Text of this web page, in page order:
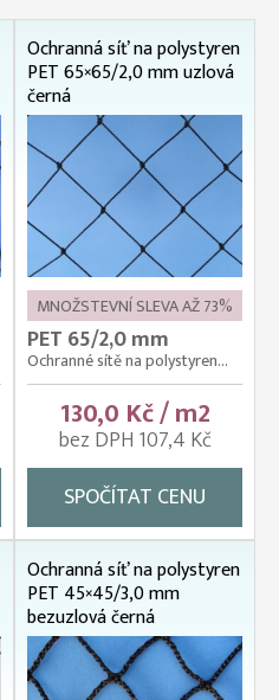
Ochranná síť na polystyren
PET 65×65/2,0 mm uzlová
černá
MNOŽSTEVNÍ SLEVA AŽ 73%
PET 65/2,0 mm
Ochranné sítě na polystyren...
130,0 Kč / m2
bez DPH 107,4 Kč
SPOČÍTAT CENU
Ochranná síť na polystyren
PET 45×45/3,0 mm
bezuzlová černá